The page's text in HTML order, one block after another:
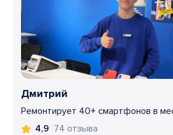
Дмитрий
Ремонтирует 40+ смартфонов в
4,9 74 отзыва